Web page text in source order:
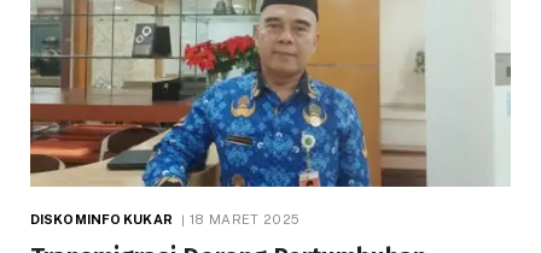
DISKOMINFO KUKAR 18 MARET 2025